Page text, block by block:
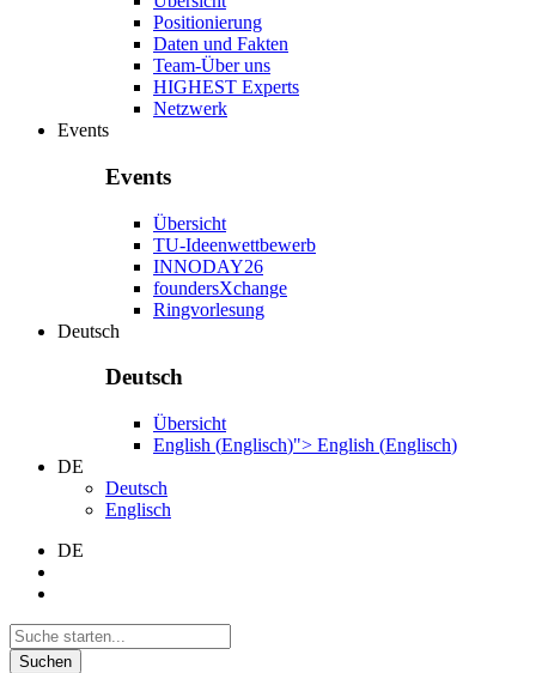
Positionierung
Daten und Fakten
Team-Über uns
HIGHEST Experts
Netzwerk
Events
Events
Übersicht
TU-Ideenwettbewerb
INNODAY26
foundersXchange
Ringvorlesung
Deutsch
Deutsch
Übersicht
English (Englisch)"> English (Englisch)
DE
Deutsch
Englisch
DE
Suchen